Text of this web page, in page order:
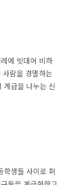
에 빗대어 비하
람을 경멸하는
계급을 나누는 신
학생들 사이로 퍼